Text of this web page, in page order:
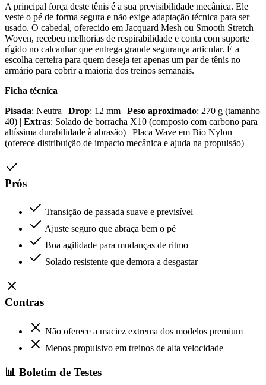
A principal força deste tênis é a sua previsibilidade mecânica. Ele
veste o pé de forma segura e não exige adaptação técnica para ser
usado. O cabedal, oferecido em Jacquard Mesh ou Smooth Stretch
Woven, recebeu melhorias de respirabilidade e conta com suporte
rígido no calcanhar que entrega grande segurança articular. É a
escolha certeira para quem deseja ter apenas um par de tênis no
armário para cobrir a maioria dos treinos semanais.
Ficha técnica
Pisada: Neutra | Drop: 12 mm | Peso aproximado: 270 g (tamanho
40) | Extras: Solado de borracha X10 (composto com carbono para
altíssima durabilidade à abrasão) | Placa Wave em Bio Nylon
(oferece distribuição de impacto mecânica e ajuda na propulsão)
Prós
Transição de passada suave e previsível
Ajuste seguro que abraça bem o pé
Boa agilidade para mudanças de ritmo
Solado resistente que demora a desgastar
Contras
Não oferece a maciez extrema dos modelos premium
Menos propulsivo em treinos de alta velocidade
📊 Boletim de Testes